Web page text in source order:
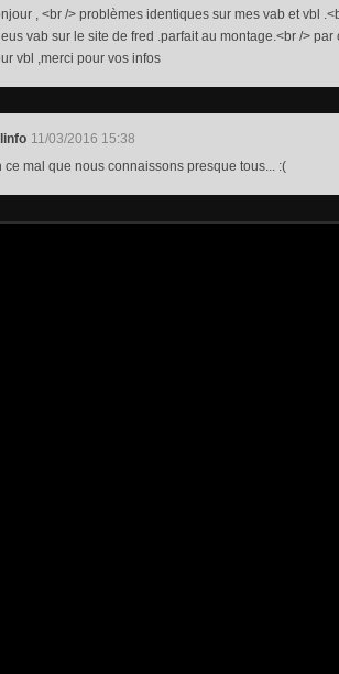
, <br /> problèmes identiques sur mes vab et vbl
vab sur le site de fred .parfait au montage.<br />
vbl ,merci pour vos infos
11/03/2016 15:38
ce mal que nous connaissons presque tous... :(